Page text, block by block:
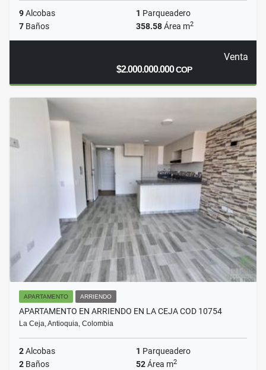
9Alcobas 1 Parqueadero
7 Baños 358.58Área m2
Venta
$2.000.000.000COP
APARTAMENTO ARRIENDO
APARTAMENTO EN ARRIENDO EN LA CEJA COD 10754
La Ceja, Antioquia, Colombia
2Alcobas 1 Parqueadero
2 Baños 52Área m2